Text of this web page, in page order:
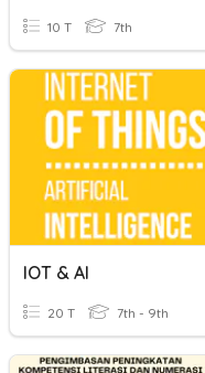
10 T 7th
IOT & AI
20 T 7th - 9th